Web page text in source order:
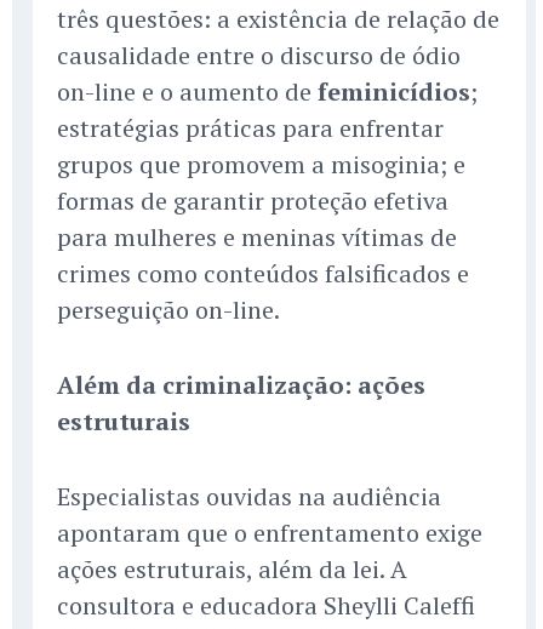
três questões: a existência de relação de
causalidade entre o discurso de ódio
on-line e o aumento de feminicídios;
estratégias práticas para enfrentar
grupos que promovem a misoginia; e
formas de garantir proteção efetiva
para mulheres e meninas vítimas de
crimes como conteúdos falsificados e
perseguição on-line.
Além da criminalização: ações
estruturais
Especialistas ouvidas na audiência
apontaram que o enfrentamento exige
ações estruturais, além da lei. A
consultora e educadora Sheylli Caleffi